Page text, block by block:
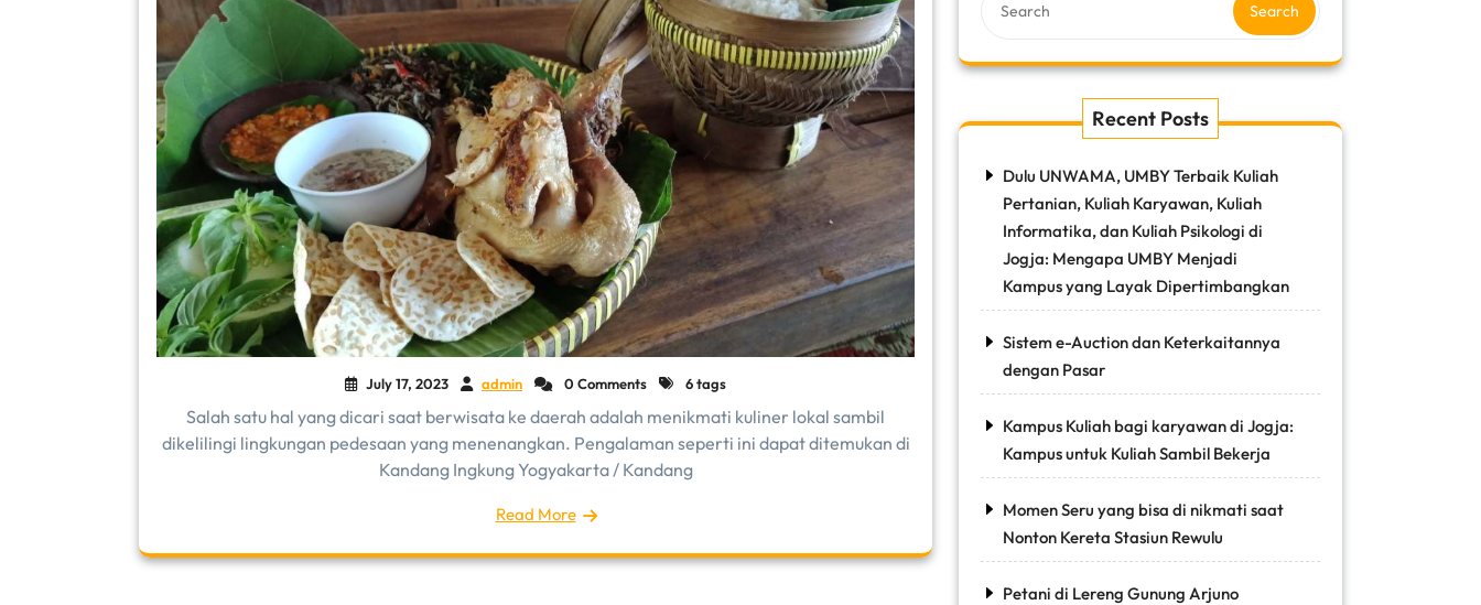
July 17, 2023 admin 0 Comments 6 tags
Salah satu hal yang dicari saat berwisata ke daerah adalah menikmati kuliner lokal sambil
dikelilingi lingkungan pedesaan yang menenangkan. Pengalaman seperti ini dapat ditemukan di
Kandang Ingkung Yogyakarta / Kandang
Read More
Search
Recent Posts
Dulu UNWAMA, UMBY Terbaik Kuliah
Pertanian, Kuliah Karyawan, Kuliah
Informatika, dan Kuliah Psikologi di
Jogja: Mengapa UMBY Menjadi
Kampus yang Layak Dipertimbangkan
Sistem e-Auction dan Keterkaitannya
dengan Pasar
Kampus Kuliah bagi karyawan di Jogja:
Kampus untuk Kuliah Sambil Bekerja
Momen Seru yang bisa di nikmati saat
Nonton Kereta Stasiun Rewulu
Petani di Lereng Gunung Arjuno